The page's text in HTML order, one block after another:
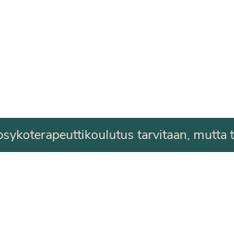
tarvitaan, mutta